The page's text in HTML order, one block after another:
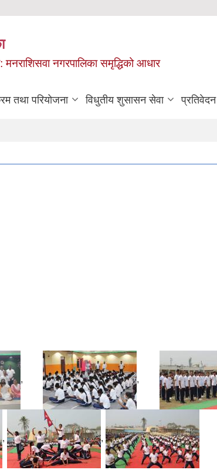
मनराशिसवा नगरपालिका समृद्धिको आधार
तथा परियोजना विधुतीय शुसासन सेवा प्रतिवेदन
, ,
, ,